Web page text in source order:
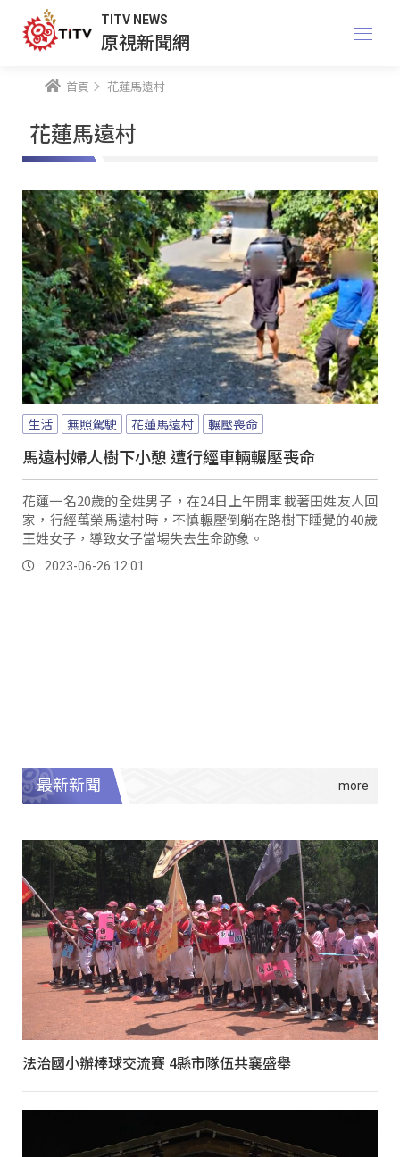
TITV NEWS
原視新聞網
首頁 花蓮馬遠村
花蓮馬遠村
生活 無照駕駛 花蓮馬遠村 輾壓喪命
馬遠村婦人樹下小憩 遭行經車輛輾壓喪命
花蓮一名20歲的全姓男子，在24日上午開車載著田姓友人回
家，行經萬榮馬遠村時，不慎輾壓倒躺在路樹下睡覺的40歲
王姓女子，導致女子當場失去生命跡象。
2023-06-26 12:01
最新新聞
法治國小辦棒球交流賽 4縣市隊伍共襄盛舉